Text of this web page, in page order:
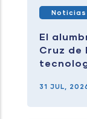
El
Cruz de
Noticias
31 JUL,